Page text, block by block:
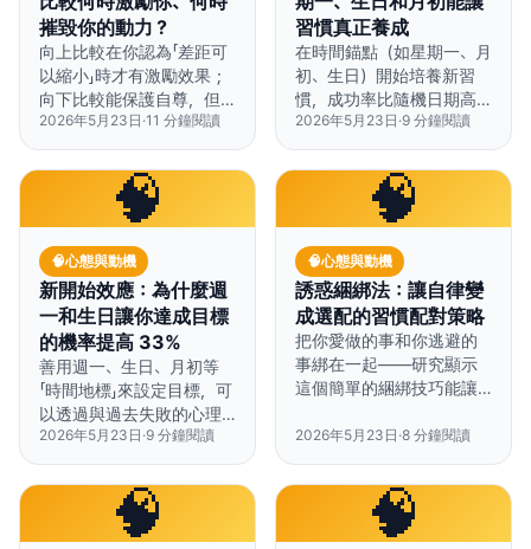
摧毀你的動力？
向上比較在你認為「差距可
以縮小」時才有激勵效果；
向下比較能保護自尊，但
可能扼殺進步動力——關
鍵在於知道什麼時候該用
哪種比較策略。
2026年5月23日 ·11 分鐘閱讀
習慣真正養成
在時間錨點（如星期一、月
初、生日）開始培養新習
慣，成功率比隨機日期高
出 62%。
2026年5月23日 ·9 分鐘閱讀
🧠
🧠心態與動機
新開始效應：為什麼週
一和生日讓你達成目標
的機率提高 33%
善用週一、生日、月初等
「時間地標」來設定目標，可
以透過與過去失敗的心理
切割，將目標達成率提升
高達 33%。
2026年5月23日 ·9 分鐘閱讀
🧠
🧠心態與動機
誘惑綑綁法：讓自律變
成選配的習慣配對策略
把你愛做的事和你逃避的
事綁在一起——研究顯示
這個簡單的綑綁技巧能讓
不用靠意志力硬撐。
2026年5月23日 ·8 分鐘閱讀
🧠 🧠